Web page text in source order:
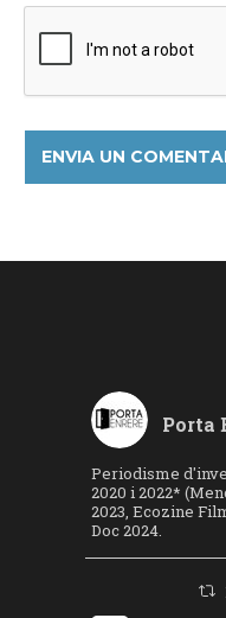
Porta
Periodisme
2020 i 2022*
2023, Ecozine
Doc 2024.